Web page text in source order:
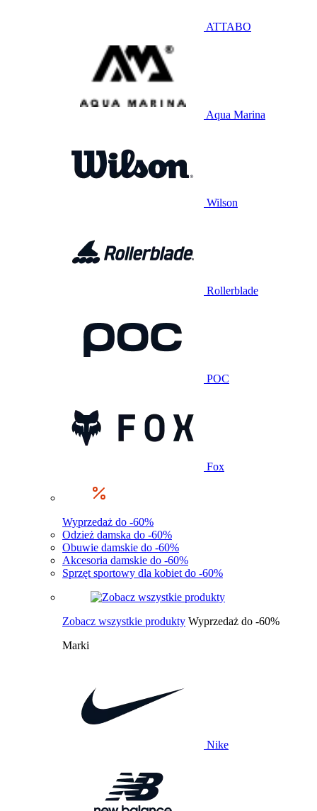
ATTABO
Aqua Marina
Wilson
Rollerblade
POC
Fox
Wyprzedaż do -60%
Odzież damska do -60%
Obuwie damskie do -60%
Akcesoria damskie do -60%
Sprzęt sportowy dla kobiet do -60%
Zobacz wszystkie produkty Wyprzedaż do -60%
Marki
Nike